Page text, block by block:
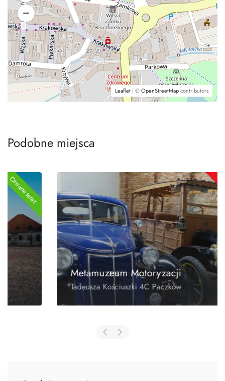
Leaflet | ©OpenStreetMapcontributors
Podobne miejsca
Teraz zamknięte
Metamuzeum Motoryzacji
Tadeusza Kościuszki 4C Paczków